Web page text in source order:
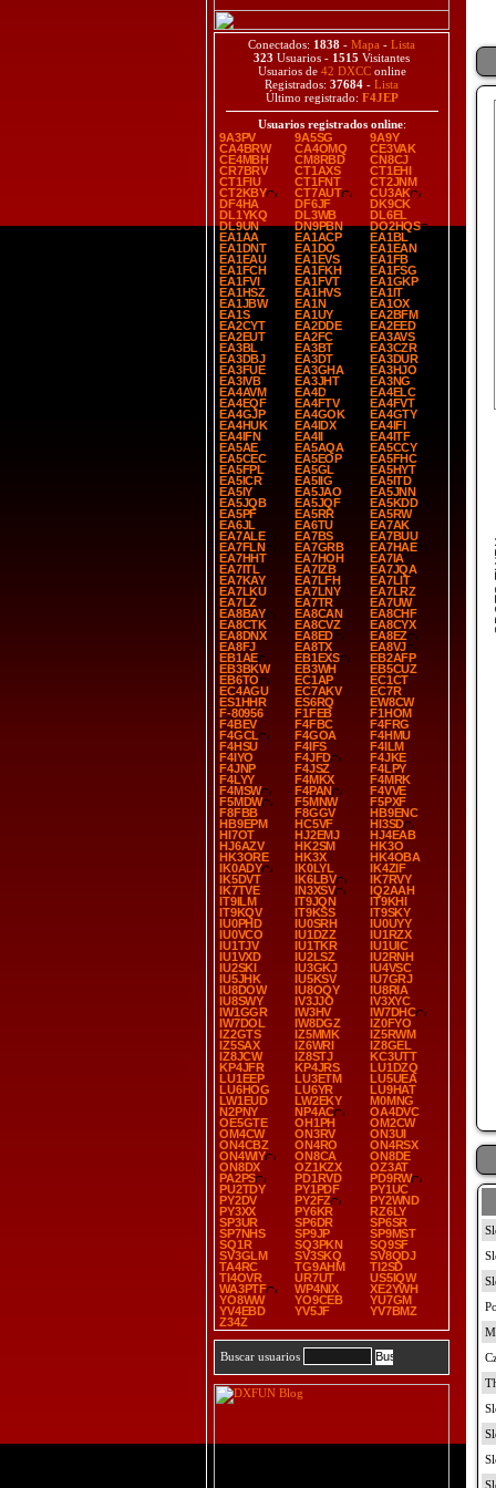
Conectados: 1838 - Mapa - Lista
323 Usuarios - 1515 Visitantes
Usuarios de 42 DXCConline
Registrados: 37684 - Lista
Último registrado: F4JEP
Usuarios registrados online:
9A3PV
9A5SG
9A9Y
CA4BRW
CA4OMQ
CE3VAK
CE4MBH
CM8RBD
CN8CJ
CR7BRV
CT1AXS
CT1EHI
CT1FIU
CT1FNT
CT2JNM
CT2KBY
CT7AUT
CU3AK
DF4HA
DF6JF
DK9CK
DL1YKQ
DL3WB
DL6EL
DL9UN
DN9PBN
DO2HQS
EA1AA
EA1ACP
EA1BL
EA1DNT
EA1DO
EA1EAN
EA1EAU
EA1EVS
EA1FB
EA1FCH
EA1FKH
EA1FSG
EA1FVI
EA1FVT
EA1GKP
EA1HSZ
EA1HVS
EA1IT
EA1JBW
EA1N
EA1OX
EA1S
EA1UY
EA2BFM
EA2CYT
EA2DDE
EA2EED
EA2EUT
EA2FC
EA3AVS
EA3BL
EA3BT
EA3CZR
EA3DBJ
EA3DT
EA3DUR
EA3FUE
EA3GHA
EA3HJO
EA3IVB
EA3JHT
EA3NG
EA4AVM
EA4D
EA4ELC
EA4EQF
EA4FTV
EA4FVT
EA4GJP
EA4GOK
EA4GTY
EA4HUK
EA4IDX
EA4IFI
EA4IFN
EA4II
EA4ITF
EA5AE
EA5AQA
EA5CCY
EA5CEC
EA5EOP
EA5FHC
EA5FPL
EA5GL
EA5HYT
EA5ICR
EA5IIG
EA5ITD
EA5IY
EA5JAO
EA5JNN
EA5JQB
EA5JQF
EA5KDD
EA5PF
EA5RR
EA5RW
EA6JL
EA6TU
EA7AK
EA7ALE
EA7BS
EA7BUU
EA7FLN
EA7GRB
EA7HAE
EA7HHT
EA7HOH
EA7IA
EA7ITL
EA7IZB
EA7JQA
EA7KAY
EA7LFH
EA7LIT
EA7LKU
EA7LNY
EA7LRZ
EA7LZ
EA7TR
EA7UW
EA8BAY
EA8CAN
EA8CHF
EA8CTK
EA8CVZ
EA8CYX
EA8DNX
EA8ED
EA8EZ
EA8FJ
EA8TX
EA8VJ
EB1AE
EB1EXS
EB2AFP
EB3BKW
EB3WH
EB5CUZ
EB6TO
EC1AP
EC1CT
EC4AGU
EC7AKV
EC7R
ES1HHR
ES6RQ
EW8CW
F-80956
F1FEB
F1HOM
F4BEV
F4FBC
F4FRG
F4GCL
F4GOA
F4HMU
F4HSU
F4IFS
F4ILM
F4IYO
F4JFD
F4JKE
F4JNP
F4JSZ
F4LPY
F4LYY
F4MKX
F4MRK
F4MSW
F4PAN
F4VVE
F5MDW
F5MNW
F5PXF
F8FBB
F8GGV
HB9ENC
HB9EPM
HC5VF
HI3SD
HI7OT
HJ2EMJ
HJ4EAB
HJ6AZV
HK2SM
HK3O
HK3ORE
HK3X
HK4OBA
IK0ADY
IK0LYL
IK4ZIF
IK5DVT
IK6LBV
IK7RVY
IK7TVE
IN3XSV
IQ2AAH
IT9ILM
IT9JQN
IT9KHI
IT9KQV
IT9KSS
IT9SKY
IU0PHD
IU0SRH
IU0UYY
IU0VCO
IU1DZZ
IU1RZX
IU1TJV
IU1TKR
IU1UIC
IU1VXD
IU2LSZ
IU2RNH
IU2SKI
IU3GKJ
IU4VSC
IU5JHK
IU5KSV
IU7GRJ
IU8DOW
IU8OQY
IU8RIA
IU8SWY
IV3JJO
IV3XYC
IW1GGR
IW3HV
IW7DHC
IW7DOL
IW8DGZ
IZ0FYO
IZ2GTS
IZ5MMK
IZ5RWM
IZ5SAX
IZ6WRI
IZ8GEL
IZ8JCW
IZ8STJ
KC3UTT
KP4JFR
KP4JRS
LU1DZQ
LU1EEP
LU3ETM
LU5UEA
LU6HOG
LU6YR
LU9HAT
LW1EUD
LW2EKY
M0MNG
N2PNY
NP4AC
OA4DVC
OE5GTE
OH1PH
OM2CW
OM4CW
ON3RV
ON3UI
ON4CBZ
ON4RO
ON4RSX
ON4WIY
ON8CA
ON8DE
ON8DX
OZ1KZX
OZ3AT
PA2PS
PD1RVD
PD9RW
PU2TDY
PY1PDF
PY1UC
PY2DV
PY2FZ
PY2WND
PY3XX
PY6KR
RZ6LY
SP3UR
SP6DR
SP6SR
SP7NHS
SP9JP
SP9MST
SQ1R
SQ3PKN
SQ9SF
SV3GLM
SV3SKQ
SV8QDJ
TA4RC
TG9AHM
TI2SD
TI4OVR
UR7UT
US5IQW
WA3PTF
WP4NIX
XE2YWH
YO8WW
YO9CEB
YU7GM
YV4EBD
YV5JF
YV7BMZ
Z34Z
Buscar usuarios